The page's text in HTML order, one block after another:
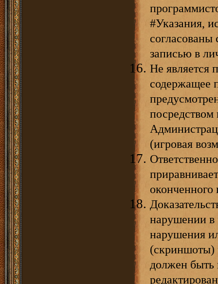
#Указания,
записью в
Не является
содержащее
посредством
(игровая
оконченного
нарушении в
нарушения
(скриншоты)
должен быть